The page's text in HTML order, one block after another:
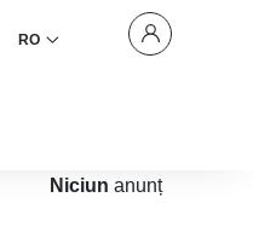
RO
Niciun anunț